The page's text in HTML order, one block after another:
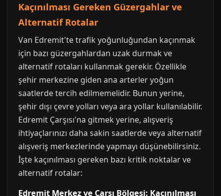
Kaçınılması Gereken Güzergahlar ve
Alternatif Rotalar
Van Edremit'te trafik yoğunluğundan kaçınmak
için bazı güzergahlardan uzak durmak ve
alternatif rotaları kullanmak gerekir. Özellikle
şehir merkezine giden ana arterler yoğun
saatlerde tercih edilmemelidir. Bunun yerine,
şehir dışı çevre yolları veya ara yollar kullanılabilir.
Edremit Çarşısı'na gitmek yerine, alışveriş
ihtiyaçlarınızı daha sakin saatlerde veya alternatif
alışveriş merkezlerinde yapmayı düşünebilirsiniz.
İşte kaçınılması gereken bazı kritik noktalar ve
alternatif rotalar:
Edremit Merkez ve Çarşı Bölgesi: Kaçınılması